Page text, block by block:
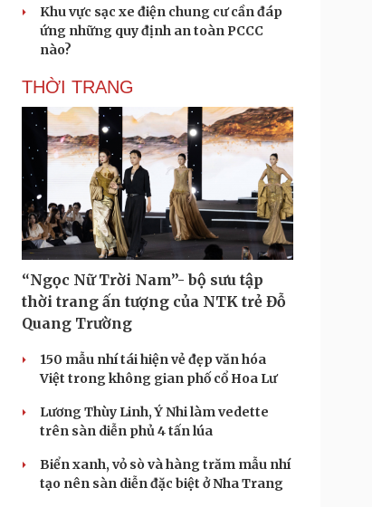
Khu vực sạc xe điện chung cư cần đáp
ứng những quy định an toàn PCCC
nào?
THỜI TRANG
“Ngọc Nữ Trời Nam”- bộ sưu tập
thời trang ấn tượng của NTK trẻ Đỗ
Quang Trường
150 mẫu nhí tái hiện vẻ đẹp văn hóa
Việt trong không gian phố cổ Hoa Lư
Lương Thùy Linh, Ý Nhi làm vedette
trên sàn diễn phủ 4 tấn lúa
Biển xanh, vỏ sò và hàng trăm mẫu nhí
tạo nên sàn diễn đặc biệt ở Nha Trang